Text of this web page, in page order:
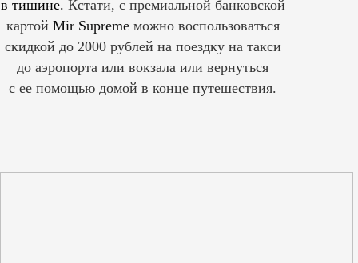
в тишине. Кстати, с премиальной банковской
картой Mir Supreme можно воспользоваться
скидкой до 2000 рублей на поездку на такси
до аэропорта или вокзала или вернуться
с ее помощью домой в конце путешествия.